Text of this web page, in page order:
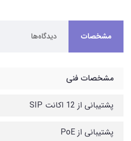
مشخصات دیدگاه‌ها
مشخصات فنی
پشتیبانی از 12 اکانت SIP
پشتیبانی از PoE